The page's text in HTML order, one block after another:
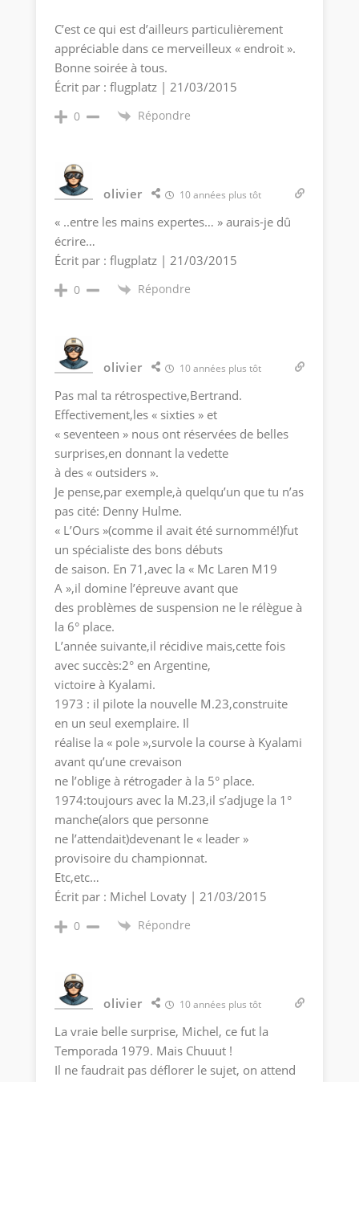
C’est ce qui est d’ailleurs particulièrement
appréciable dans ce merveilleux « endroit ».
Bonne soirée à tous.
Écrit par : flugplatz | 21/03/2015
0 Répondre
olivier 10 années plus tôt
« ..entre les mains expertes… » aurais-je dû
écrire…
Écrit par : flugplatz | 21/03/2015
0 Répondre
olivier 10 années plus tôt
Pas mal ta rétrospective,Bertrand.
Effectivement,les « sixties » et
« seventeen » nous ont réservées de belles
surprises,en donnant la vedette
à des « outsiders ».
Je pense,par exemple,à quelqu’un que tu n’as
pas cité: Denny Hulme.
« L’Ours »(comme il avait été surnommé!)fut
un spécialiste des bons débuts
de saison. En 71,avec la « Mc Laren M19
A »,il domine l’épreuve avant que
des problèmes de suspension ne le rélègue à
la 6° place.
L’année suivante,il récidive mais,cette fois
avec succès:2° en Argentine,
victoire à Kyalami.
1973 : il pilote la nouvelle M.23,construite
en un seul exemplaire. Il
réalise la « pole »,survole la course à Kyalami
avant qu’une crevaison
ne l’oblige à rétrogader à la 5° place.
1974:toujours avec la M.23,il s’adjuge la 1°
manche(alors que personne
ne l’attendait)devenant le « leader »
provisoire du championnat.
Etc,etc…
Écrit par : Michel Lovaty | 21/03/2015
0 Répondre
olivier 10 années plus tôt
La vraie belle surprise, Michel, ce fut la
Temporada 1979. Mais Chuuut !
Il ne faudrait pas déflorer le sujet, on attend